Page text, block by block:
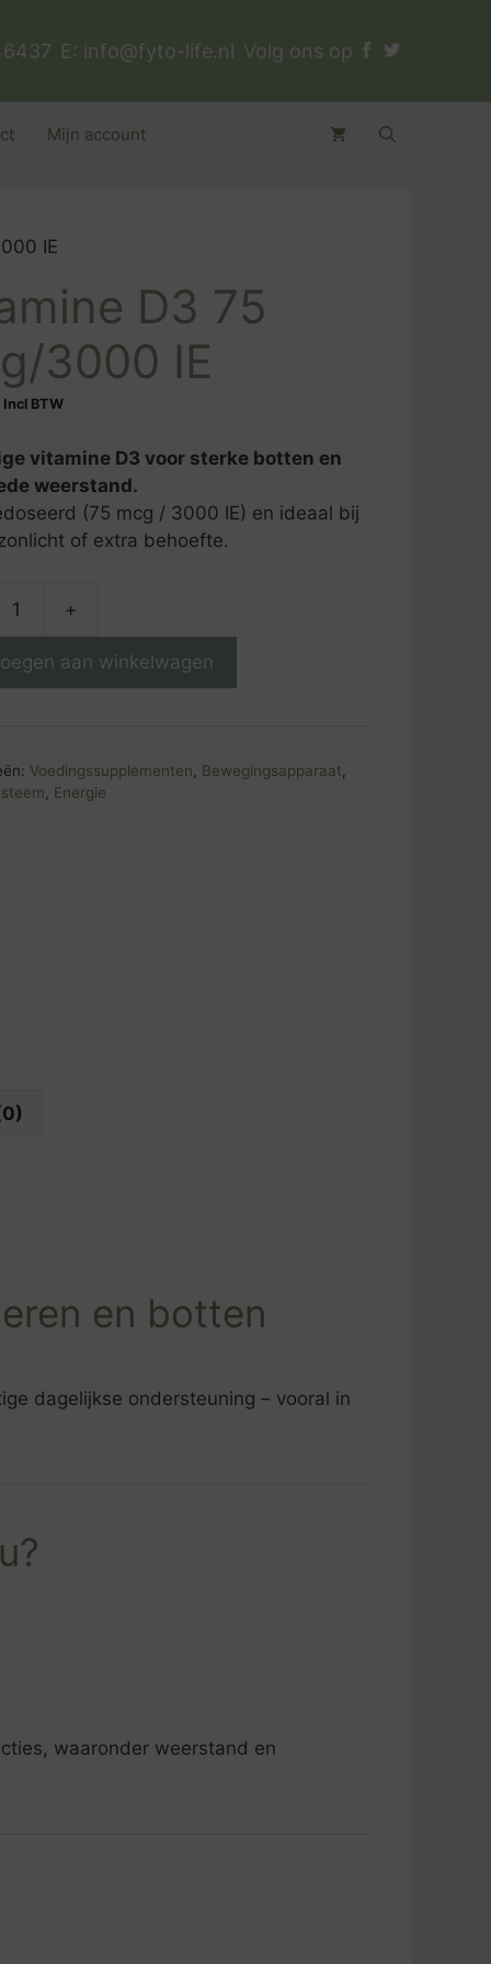
E: info@fyto-life.nl Volg ons op
Mijn account
IE
D3 75
3000 IE
Incl BTW
vitamine D3 voor sterke botten en
weerstand.
(75 mcg / 3000 IE) en ideaal bij
of extra behoefte.
+
aan winkelwagen
Voedingssupplementen Bewegingsapparaat
Energie
en botten
dagelijkse ondersteuning – vooral in
waaronder weerstand en